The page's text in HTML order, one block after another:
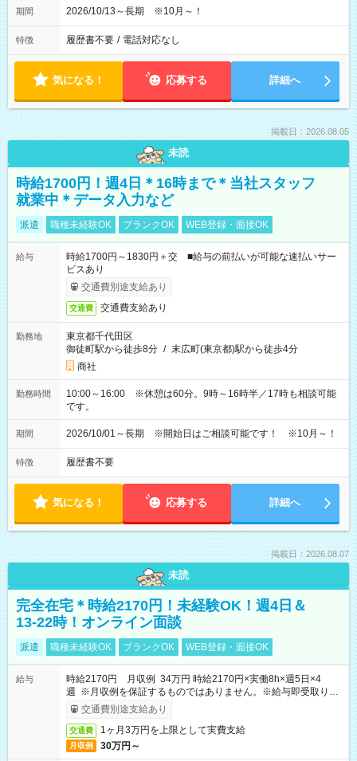
期間 2026/10/13～長期 ※10月～！
特徴 履歴書不要 / 電話対応なし
気になる！ 応募する 詳細へ
掲載日：2026.08.05
未読
時給1700円！週4日＊16時まで＊当社スタッフ
就業中＊データ入力など
派遣 職種未経験OK ブランクOK WEB登録・面接OK
給与
時給1700円～1830円＋交 ■給与の前払いが可能な速払いサー
ビスあり
交通費別途支給あり
交通費 交通費支給あり
勤務地
東京都千代田区
御徒町駅から徒歩8分 / 末広町(東京都)駅から徒歩4分
商社
勤務時間
10:00～16:00 ※休憩は60分。9時～16時半／17時も相談可能
です。
期間 2026/10/01～長期 ※開始日はご相談可能です！ ※10月～！
特徴 履歴書不要
気になる！ 応募する 詳細へ
掲載日：2026.08.07
未読
完全在宅＊時給2170円！未経験OK！週4日＆
13-22時！オンライン面談
派遣 職種未経験OK ブランクOK WEB登録・面接OK
給与
時給2170円 月収例 34万円 時給2170円×実働8h×週5日×4
週 ※月収例を保証するものではありません。※給与即受取りサ
ービス利用可（利用条件有）
交通費別途支給あり
交通費 1ヶ月3万円を上限として実費支給
月収例 30万円～